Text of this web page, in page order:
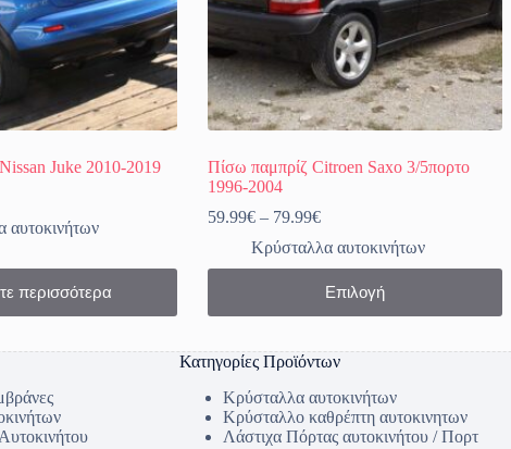
Juke 2010-2019
αυτοκινήτων
περισσότερα
Πίσω παμπρίζ Citroen Saxo 3/5πορτο
1996-2004
59.99€ – 79.99€Price
59.99€
through
79.99€
Κρύσταλλα αυτοκινήτων
Επιλογή
Αυτό
προϊόν
πολλαπλές
παραλλαγές.
Οι
επιλογές
μπορούν
Κατηγορίες Προϊόντων
Κρύσταλλα αυτοκινήτων
Κρύσταλλο καθρέπτη αυτοκινητων
Λάστιχα Πόρτας αυτοκινήτου / Πορτ